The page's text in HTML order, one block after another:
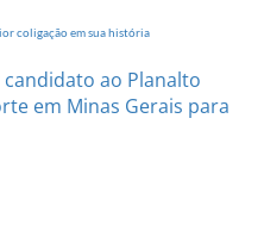
setembro
coligação em sua história
ao Planalto
em Minas Gerais para